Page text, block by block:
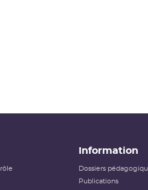
Information
Dossiers
Publications